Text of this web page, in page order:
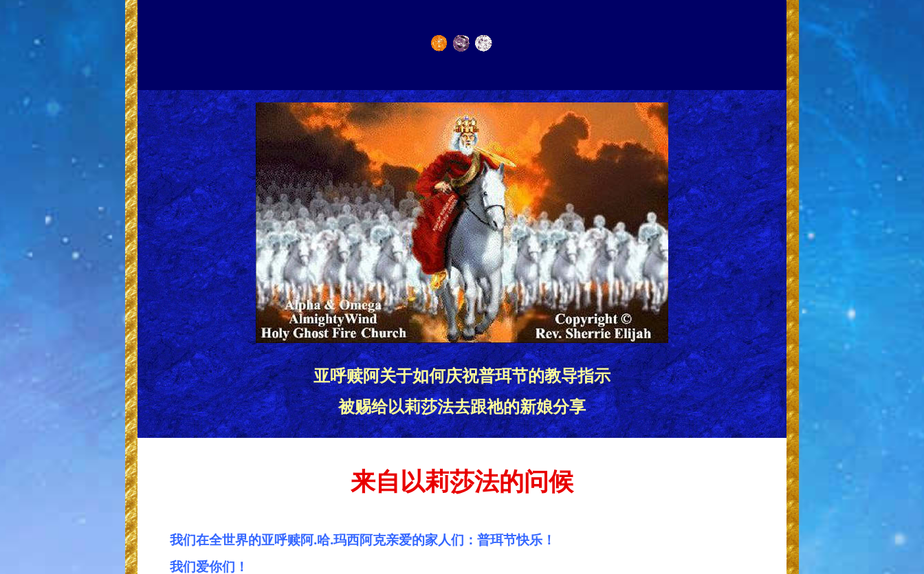
亚呼赎阿关于如何庆祝普珥节的教导指示
被赐给以莉莎法去跟祂的新娘分享
来自以莉莎法的问候
我们在全世界的亚呼赎阿.哈.玛西阿克亲爱的家人们：普珥节快乐！
我们爱你们！